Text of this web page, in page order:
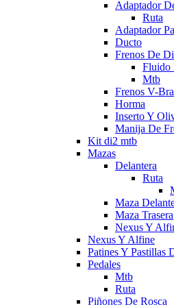
Adaptador
Ruta
Adaptador
Ducto
Frenos De
Fluido
Mtb
Frenos V-
Horma
Inserto Y
Manija De
Kit di2 mtb
Mazas
Delantera
Ruta
Maza
Maza Trasera
Nexus Y
Nexus Y Alfine
Patines Y Pastillas
Pedales
Mtb
Ruta
Piñones De Rosca